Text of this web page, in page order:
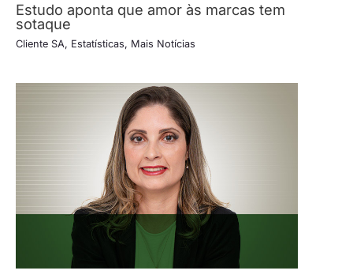
Estudo aponta que amor às marcas tem
sotaque
Cliente SA, Estatísticas, Mais Notícias